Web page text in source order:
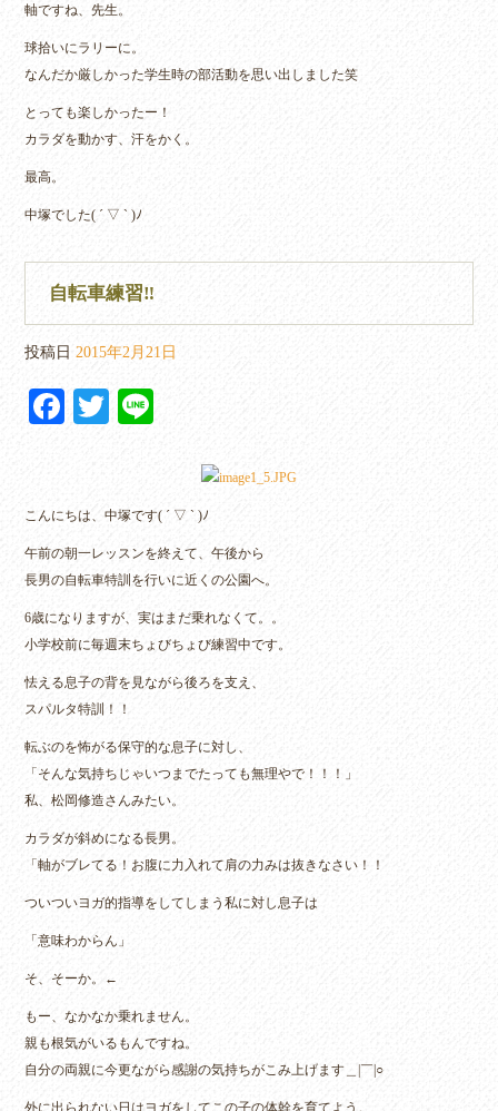
軸ですね、先生。
球拾いにラリーに。
なんだか厳しかった学生時の部活動を思い出しました笑
とっても楽しかったー！
カラダを動かす、汗をかく。
最高。
中塚でした( ´ ▽ ` )ﾉ
自転車練習‼︎
投稿日 2015年2月21日
Fa
ok
T
r
こんにちは、中塚です( ´ ▽ ` )ﾉ
午前の朝一レッスンを終えて、午後から
長男の自転車特訓を行いに近くの公園へ。
6歳になりますが、実はまだ乗れなくて。。
小学校前に毎週末ちょびちょび練習中です。
怯える息子の背を見ながら後ろを支え、
スパルタ特訓！！
転ぶのを怖がる保守的な息子に対し、
「そんな気持ちじゃいつまでたっても無理やで！！！」
私、松岡修造さんみたい。
カラダが斜めになる長男。
「軸がブレてる！お腹に力入れて肩の力みは抜きなさい！！
ついついヨガ的指導をしてしまう私に対し息子は
「意味わからん」
そ、そーか。←
もー、なかなか乗れません。
親も根気がいるもんですね。
自分の両親に今更ながら感謝の気持ちがこみ上げます＿|￣|○
外に出られない日はヨガをしてこの子の体幹を育てよう。